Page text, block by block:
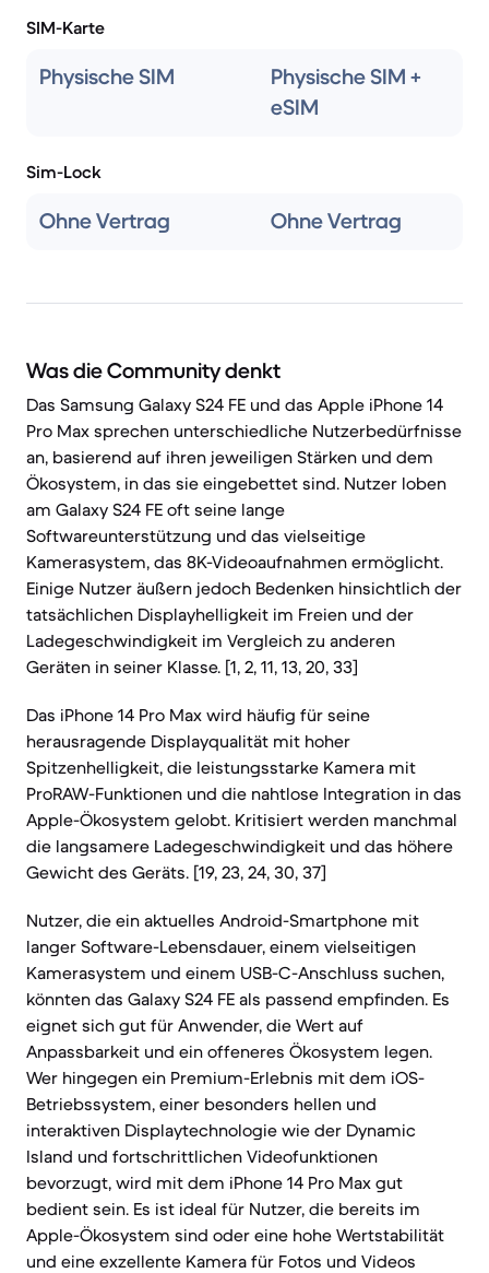
SIM-Karte
Physische SIM
Physische SIM +
eSIM
Sim-Lock
Ohne Vertrag Ohne Vertrag
Was die Community denkt
Das Samsung Galaxy S24 FE und das Apple iPhone 14
Pro Max sprechen unterschiedliche Nutzerbedürfnisse
an, basierend auf ihren jeweiligen Stärken und dem
Ökosystem, in das sie eingebettet sind. Nutzer loben
am Galaxy S24 FE oft seine lange
Softwareunterstützung und das vielseitige
Kamerasystem, das 8K-Videoaufnahmen ermöglicht.
Einige Nutzer äußern jedoch Bedenken hinsichtlich der
tatsächlichen Displayhelligkeit im Freien und der
Ladegeschwindigkeit im Vergleich zu anderen
Geräten in seiner Klasse. [1, 2, 11, 13, 20, 33]
Das iPhone 14 Pro Max wird häufig für seine
herausragende Displayqualität mit hoher
Spitzenhelligkeit, die leistungsstarke Kamera mit
ProRAW-Funktionen und die nahtlose Integration in das
Apple-Ökosystem gelobt. Kritisiert werden manchmal
die langsamere Ladegeschwindigkeit und das höhere
Gewicht des Geräts. [19, 23, 24, 30, 37]
Nutzer, die ein aktuelles Android-Smartphone mit
langer Software-Lebensdauer, einem vielseitigen
Kamerasystem und einem USB-C-Anschluss suchen,
könnten das Galaxy S24 FE als passend empfinden. Es
eignet sich gut für Anwender, die Wert auf
Anpassbarkeit und ein offeneres Ökosystem legen.
Wer hingegen ein Premium-Erlebnis mit dem iOS-
Betriebssystem, einer besonders hellen und
interaktiven Displaytechnologie wie der Dynamic
Island und fortschrittlichen Videofunktionen
bevorzugt, wird mit dem iPhone 14 Pro Max gut
bedient sein. Es ist ideal für Nutzer, die bereits im
Apple-Ökosystem sind oder eine hohe Wertstabilität
und eine exzellente Kamera für Fotos und Videos